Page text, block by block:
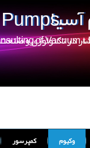
در تکنولوژی و
of Vacuum
وکیوم
کمپرسور